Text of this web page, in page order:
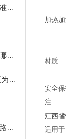
中国台湾冷热冲击试验箱环境测试标准释义
上海巨为老化耐气候试验箱可以模拟哪些环境
盐雾试验机.外企大型五金企业青睐巨为厂.盐雾箱.奥秘
巨为仪器股份防水试验箱朝着科技之路不断发展
加热
材质
安全
注
江西
适用